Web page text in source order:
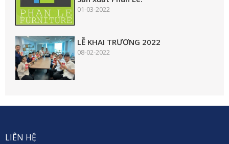
01-03-2022
LỄ KHAI TRƯƠNG 2022
08-02-2022
LIÊN HỆ